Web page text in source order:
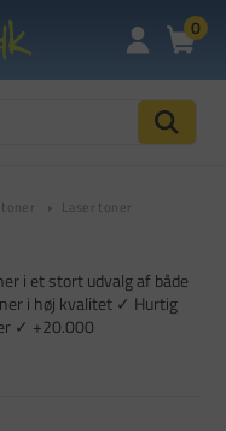
0
Laser toner
i et stort udvalg af både
i høj kvalitet ✓ Hurtig
✓ +20.000